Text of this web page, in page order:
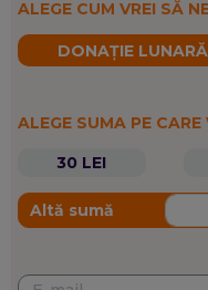
ALEGE CUM VREI SĂ
DONAȚIE LUNARĂ
ALEGE SUMA PE
30 LEI
Altă sumă